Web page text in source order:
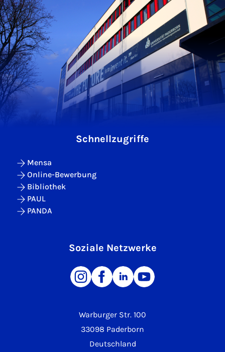
Warburger Str. 100
33098 Paderborn
Deutschland
Schnellzugriffe
Mensa
Online-Bewerbung
Bibliothek
PAUL
PANDA
Soziale Netzwerke